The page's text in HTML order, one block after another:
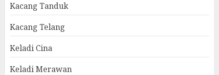
Kacang Tanduk
Kacang Telang
Keladi Cina
Keladi Merawan